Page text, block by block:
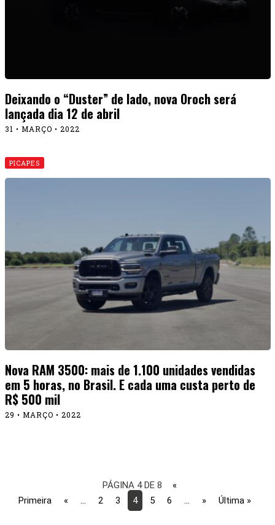
Deixando o “Duster” de lado, nova Oroch será
lançada dia 12 de abril
31 • MARÇO • 2022
PICAPES
Nova RAM 3500: mais de 1.100 unidades vendidas
em 5 horas, no Brasil. E cada uma custa perto de
R$ 500 mil
29 • MARÇO • 2022
PÁGINA 4 DE 8
«
Primeira
« 2 3 4 5 6 » Última »